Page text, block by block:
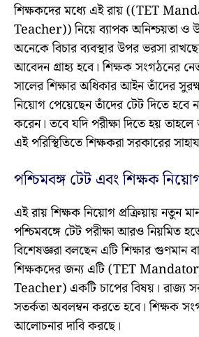
শিক্ষকদের মধ্যে এই রায় ((TET
Teacher)) নিয়ে ব্যাপক অনিশ্চয়তা ও
অনেকে বিচার ব্যবস্থার উপর ভরসা
আবেদন গ্রাহ্য হবে। শিক্ষক সংগঠনের
সালের শিক্ষার অধিকার আইন তাঁদের
নিয়োগ পেয়েছেন তাঁদের টেট দিতে হবে
করেন। তবে যদি পরীক্ষা দিতে হয়
এই পরিস্থিতিতে শিক্ষকরা সরকারের
পশ্চিমবঙ্গ টেট এবং শিক্ষক
এই রায় শিক্ষক নিয়োগ প্রক্রিয়ায় নতুন
পশ্চিমবঙ্গে টেট পরীক্ষা আরও নিয়মিত
বিশেষজ্ঞরা বলছেন এটি শিক্ষার গুণমান
শিক্ষকদের জন্য এটি (TET
Teacher) একটি চাপের বিষয়। রাজ্য
সতর্কতা অবলম্বন করতে হবে। শিক্ষক
আলোচনার দাবি করছে।